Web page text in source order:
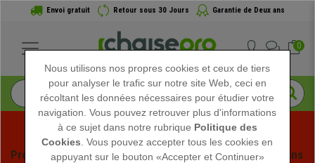
Envoi gratuit Retour sous 30 Jours Garantie de Deux ans
0
Profitez des soldes d'été chez Chaisepro ! Des réductions
Nous utilisons nos propres cookies et ceux de tiers
pour analyser le trafic sur notre site Web, ceci en
récoltant les données nécessaires pour étudier votre
navigation. Vous pouvez retrouver plus d'informations
à ce sujet dans notre rubrique Politique des
Cookies . Vous pouvez accepter tous les cookies en
appuyant sur le bouton «Accepter et Continuer»